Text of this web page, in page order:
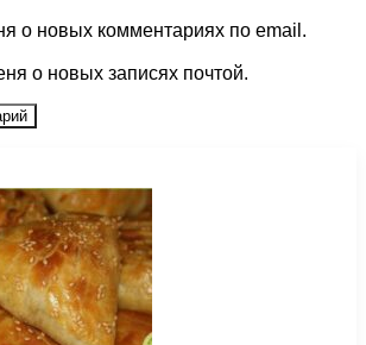
о новых комментариях по email.
о новых записях почтой.